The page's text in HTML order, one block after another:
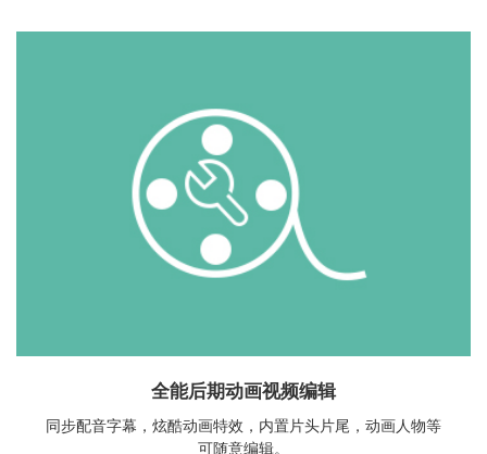
全能后期动画视频编辑
同步配音字幕，炫酷动画特效，内置片头片尾，动画人物等
可随意编辑。